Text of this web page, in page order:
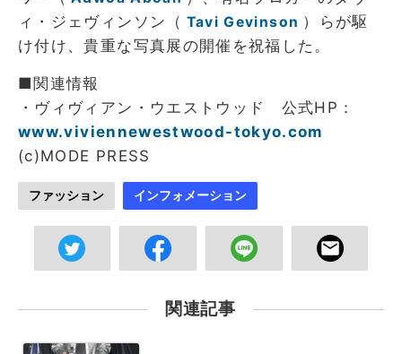
ィ・ジェヴィンソン（ Tavi Gevinson ）らが駆
け付け、貴重な写真展の開催を祝福した。
■関連情報
・ヴィヴィアン・ウエストウッド 公式HP：
www.viviennewestwood-tokyo.com
(c)MODE PRESS
ファッション インフォメーション
関連記事